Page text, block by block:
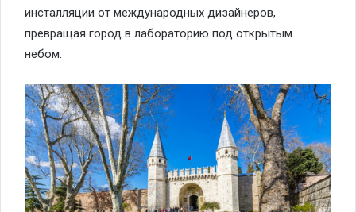
инсталляции от международных дизайнеров,
превращая город в лабораторию под открытым
небом.